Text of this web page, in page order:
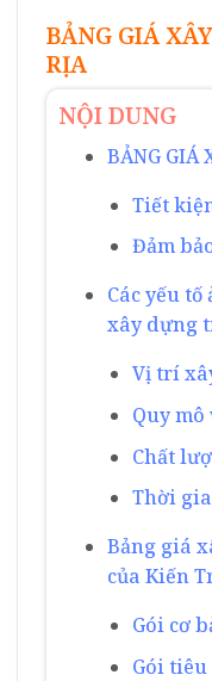
BẢNG GIÁ
RỊA
NỘI DUNG
BẢNG GIÁ
Tiết
Đảm
Các yếu
xây dựng
Vị trí
Quy
Chất
Thời
Bảng giá
của Kiến
Gói cơ
Gói